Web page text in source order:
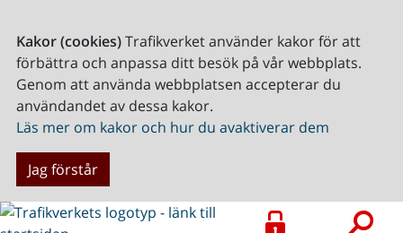
Kakor (cookies)Trafikverket använder kakor för att
förbättra och anpassa ditt besök på vår webbplats.
Genom att använda webbplatsen accepterar du
användandet av dessa kakor.
Läs mer om kakor och hur du avaktiverar dem
Jag förstår